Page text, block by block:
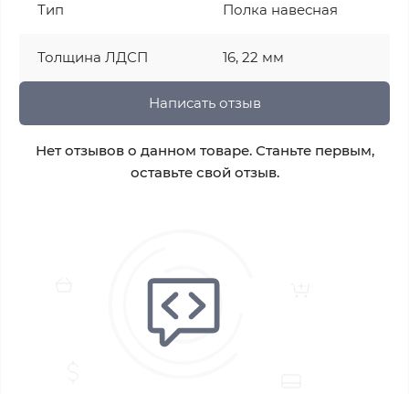
Тип Полка навесная
Толщина ЛДСП 16, 22 мм
Написать отзыв
Нет отзывов о данном товаре. Станьте первым,
оставьте свой отзыв.